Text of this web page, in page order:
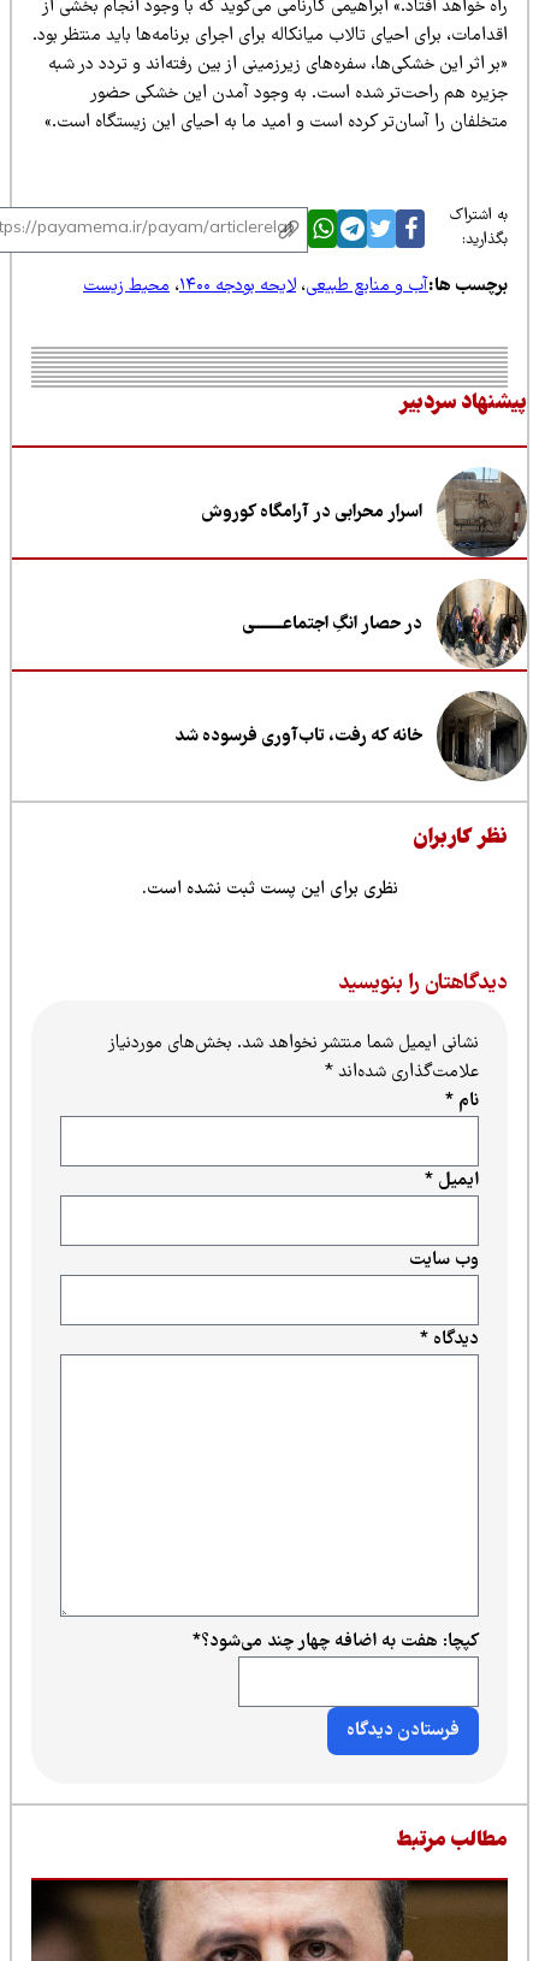
خواهد افتاد.» ابراهیمی کارنامی می‌گوید که با وجود انجام بخشی از
برای احیای تالاب میانکاله برای اجرای برنامه‌ها باید منتظر بود.
اثر این خشکی‌ها، سفره‌های زیرزمینی از بین رفته‌اند و تردد در شبه
هم راحت‌تر شده است. به وجود آمدن این خشکی حضور
را آسان‌تر کرده است و امید ما به احیای این زیستگاه است.»
اشتراک
ها:آب و منابع طبیعی،لایحه بودجه ۱۴۰۰ ،محیط زیست
سردبیر
اسرار محرابی در آرامگاه کوروش
در حصار انگِ اجتماعــــــــی
خانه که رفت، تاب‌آوری فرسوده شد
کاربران
نظری برای این پست ثبت نشده است.
را بنویسید
نشانی ایمیل شما منتشر نخواهد شد.بخش‌های موردنیاز
علامت‌گذاری شده‌اند*
دیدگاه*
ایمیل*
وب‌ سایت
کپچا: هفت به اضافه چهار چند می‌شود؟*
مرتبط